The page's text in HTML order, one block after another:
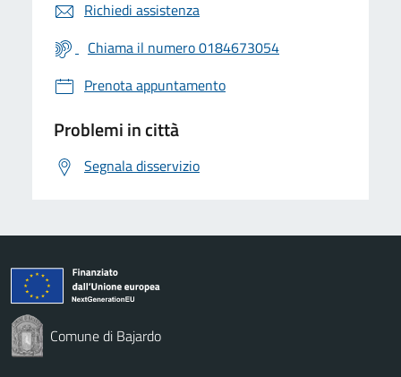
Richiedi assistenza
Chiama il numero 0184673054
Prenota appuntamento
Problemi in città
Segnala disservizio
Comune di Bajardo